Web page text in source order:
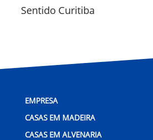
Sentido Curitiba
EMPRESA
CASAS EM MADEIRA
CASAS EM ALVENARIA